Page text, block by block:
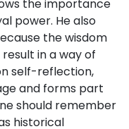
the importance
power. He also
the wisdom
in a way of
self-reflection,
and forms part
should remember
historical